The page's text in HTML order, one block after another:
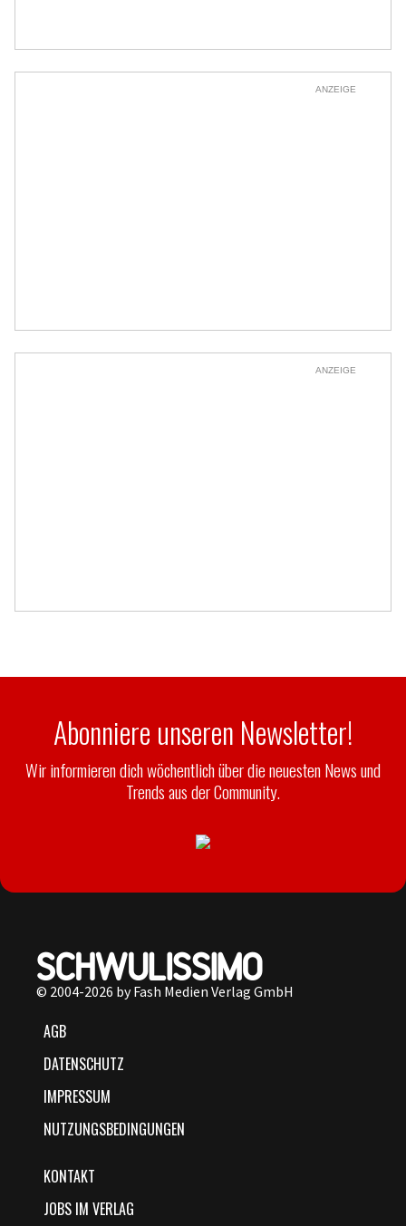
ANZEIGE
ANZEIGE
Abonniere unseren Newsletter!
Wir informieren dich wöchentlich über die neuesten News und
Trends aus der Community.
© 2004-2026 by Fash Medien Verlag GmbH
AGB
DATENSCHUTZ
IMPRESSUM
NUTZUNGSBEDINGUNGEN
KONTAKT
JOBS IM VERLAG